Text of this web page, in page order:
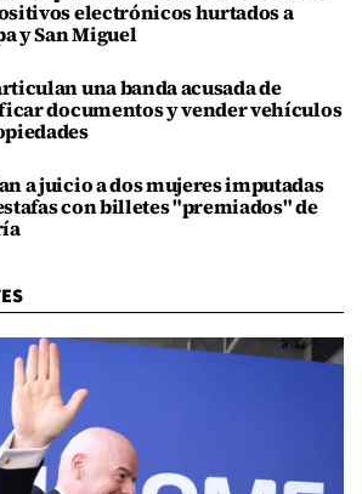
electrónicos hurtados a
y San Miguel
una banda acusada de
documentos y vender vehículos
a juicio a dos mujeres imputadas
con billetes "premiados" de